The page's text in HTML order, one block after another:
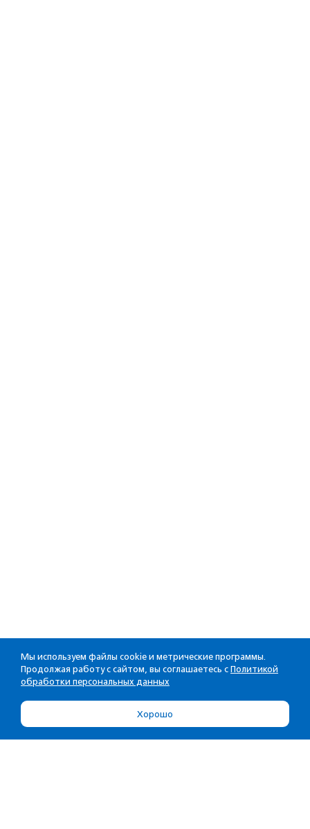
Мы используем файлы cookie и метрические программы.
Продолжая работу с сайтом, вы соглашаетесь с Политикой
обработки персональных данных
Хорошо